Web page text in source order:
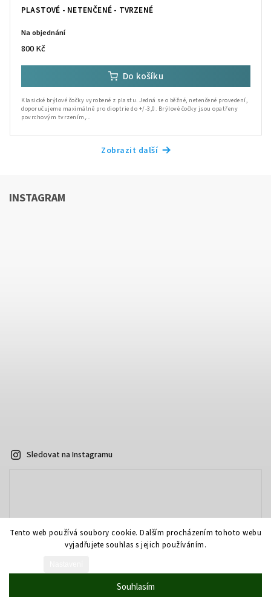
Tento web používá soubory cookie. Dalším procházením tohoto webu
vyjadřujete souhlas s jejich používáním.
Souhlasím
PLASTOVÉ - NETENČENÉ - TVRZENÉ
Na objednání
800 Kč
Do košíku
Klasické brýlové čočky vyrobené z plastu. Jedná se o běžné, netenčené provedení,
doporučujeme maximálně pro dioptrie do +/-3,0. Brýlové čočky jsou opatřeny
povrchovým tvrzením,...
Zobrazit další
INSTAGRAM
Sledovat na Instagramu
Vytvořil Shoptet